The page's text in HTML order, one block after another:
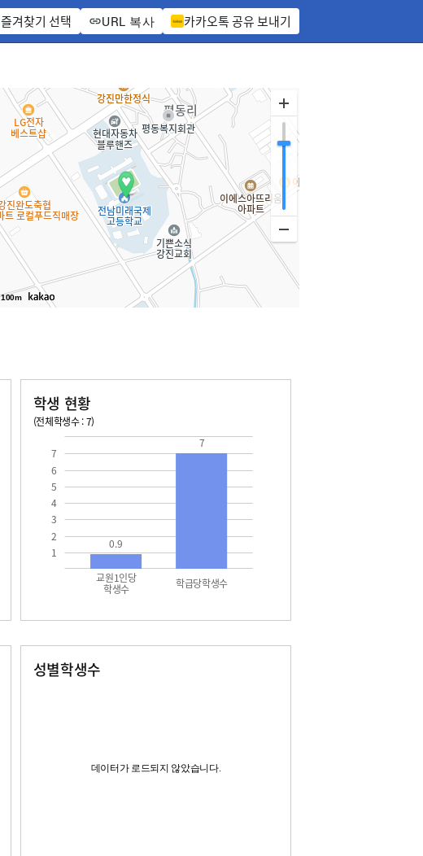
즐겨찾기 선택 URL 복사 카카오톡 공유 보내기
100m
2026. 08. 16 일 ~ 2026. 08. 22 토
08. 17 월 - 여름방학
08. 17 월 - 대체공휴일
08. 18 화 - 개학식
08. 22 토 - 토요휴업일
학생 현황
(전체학생수 : 7)
1
2
3
4
5
6
7
교원1인당
학생수 학급당학생수
0.9
7
성별학생수
데이터가 로드되지 않았습니다.